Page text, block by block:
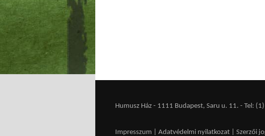
Humusz Ház - 1111 Budapest, Saru u. 11. - Tel:
Impresszum Adatvédelmi nyilatkozat Szerzői